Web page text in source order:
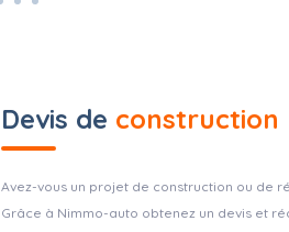
Devis de construction
Avez-vous un projet de construction ou de
Grâce à Nimmo-auto obtenez un devis et